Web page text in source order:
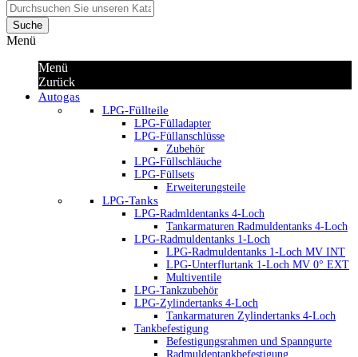
Suche
Menü
Menü
Zurück
Autogas
LPG-Füllteile
LPG-Fülladapter
LPG-Füllanschlüsse
Zubehör
LPG-Füllschläuche
LPG-Füllsets
Erweiterungsteile
LPG-Tanks
LPG-Radmldentanks 4-Loch
Tankarmaturen Radmuldentanks 4-Loch
LPG-Radmuldentanks 1-Loch
LPG-Radmuldentanks 1-Loch MV INT
LPG-Unterflurtank 1-Loch MV 0° EXT
Multiventile
LPG-Tankzubehör
LPG-Zylindertanks 4-Loch
Tankarmaturen Zylindertanks 4-Loch
Tankbefestigung
Befestigungsrahmen und Spanngurte
Radmuldentankbefestigung